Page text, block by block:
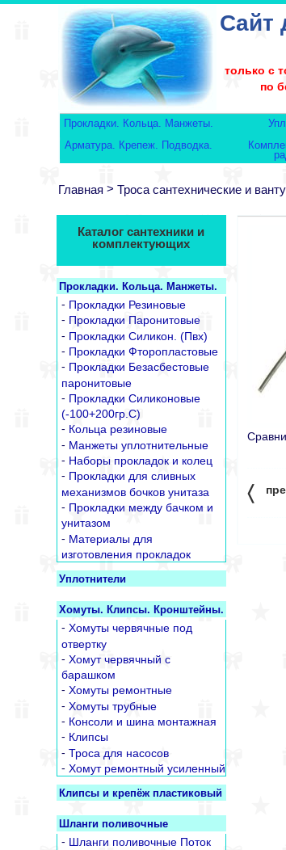
Сайт
только с
по
Прокладки. Кольца. Манжеты.
Арматура. Крепеж. Подводка.
Главная > Троса сантехнические и
〈
Каталог сантехники и
комплектующих
Прокладки. Кольца. Манжеты.
- Прокладки Резиновые
- Прокладки Паронитовые
- Прокладки Силикон. (Пвх)
- Прокладки Фторопластовые
- Прокладки Безасбестовые
паронитовые
- Прокладки Силиконовые
(-100+200гр.С)
- Кольца резиновые
- Манжеты уплотнительные
- Наборы прокладок и колец
- Прокладки для сливных
механизмов бочков унитаза
- Прокладки между бачком и
унитазом
- Материалы для
изготовления прокладок
Уплотнители
Хомуты. Клипсы. Кронштейны.
- Хомуты червячные под
отвертку
- Хомут червячный с
барашком
- Хомуты ремонтные
- Хомуты трубные
- Консоли и шина монтажная
- Клипсы
- Троса для насосов
- Хомут ремонтный усиленный
Клипсы и крепёж пластиковый
Шланги поливочные
- Шланги поливочные Поток